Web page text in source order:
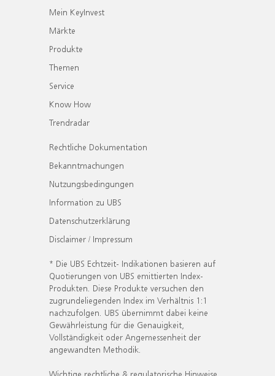
Mein KeyInvest
Märkte
Produkte
Themen
Service
Know How
Trendradar
Rechtliche Dokumentation
Bekanntmachungen
Nutzungsbedingungen
Information zu UBS
Datenschutzerklärung
Disclaimer / Impressum
* Die UBS Echtzeit- Indikationen basieren auf
Quotierungen von UBS emittierten Index-
Produkten. Diese Produkte versuchen den
zugrundeliegenden Index im Verhältnis 1:1
nachzufolgen. UBS übernimmt dabei keine
Gewährleistung für die Genauigkeit,
Vollständigkeit oder Angemessenheit der
angewandten Methodik.